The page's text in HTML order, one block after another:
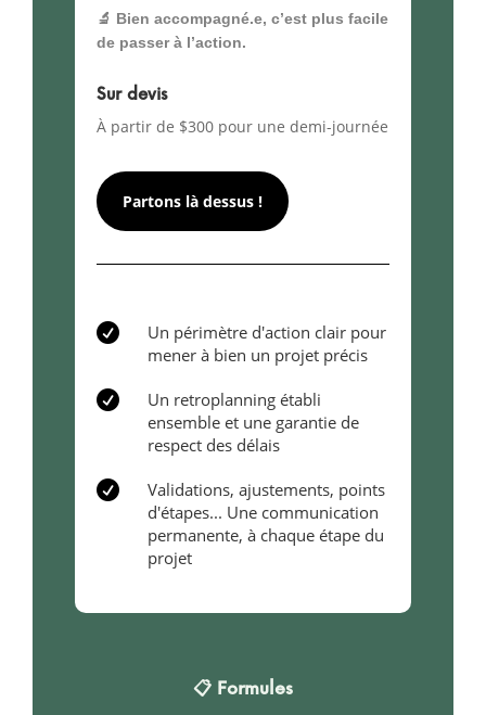
🔬 Bien accompagné.e, c’est plus facile
de passer à l’action.
Sur devis
À partir de $300 pour une demi-journée
Partons là dessus !

Un périmètre d'action clair pour
mener à bien un projet précis

Un retroplanning établi
ensemble et une garantie de
respect des délais

Validations, ajustements, points
d'étapes... Une communication
permanente, à chaque étape du
projet
📋 Formules